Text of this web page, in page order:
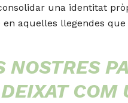
una identitat
aquelles llegendes
COM